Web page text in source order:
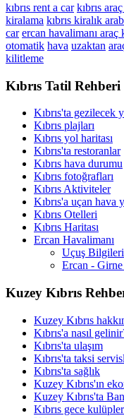
kıbrıs rent a car kıbrıs
kiralama kıbrıs kiralık
car ercan havalimanı araç
otomatik hava uzaktan
kilitleme
Kıbrıs Tatil Rehberi
Kıbrıs'ta gezilecek
Kıbrıs plajları
Kıbrıs yol haritası
Kıbrıs'ta restoranlar
Kıbrıs hava durumu
Kıbrıs fotoğrafları
Kıbrıs Aktiviteler
Kıbrıs'a uçan hava
Kıbrıs Otelleri
Kıbrıs Haritası
Ercan Havalimanı
Uçuş Bilgileri
Ercan - Girne
Kuzey Kıbrıs
Kuzey Kıbrıs
Kıbrıs'a nasıl
Kıbrıs'ta ulaşım
Kıbrıs'ta taksi
Kıbrıs'ta sağlık
Kuzey Kıbrıs'ın
Kuzey Kıbrıs'ta
Kıbrıs gece